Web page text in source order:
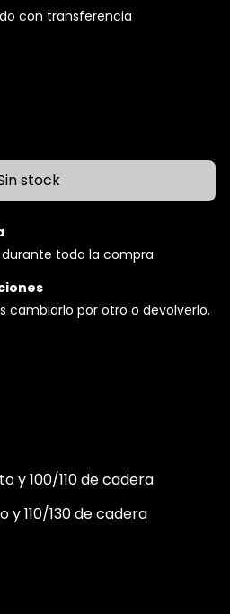
con transferencia
toda la compra.
cambiarlo por otro o devolverlo.
y 100/110 de cadera
y 110/130 de cadera